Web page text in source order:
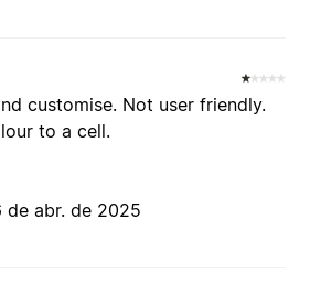
customise. Not user friendly.
to a cell.
de abr. de 2025